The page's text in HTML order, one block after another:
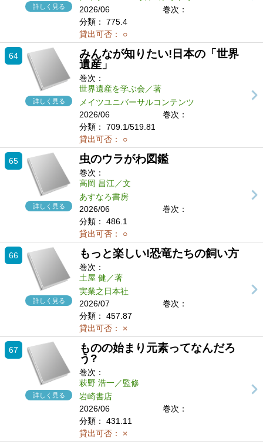
詳しく見る
2026/06
巻次：
分類：
775.4
貸出可否：
○
64
詳しく見る
みんなが知りたい!日本の「世界
遺産」
巻次：
世界遺産を学ぶ会／著
メイツユニバーサルコンテンツ
2026/06
巻次：
分類：
709.1/519.81
貸出可否：
○
65
詳しく見る
虫のウラがわ図鑑
巻次：
高岡 昌江／文
あすなろ書房
2026/06
巻次：
分類：
486.1
貸出可否：
○
66
詳しく見る
もっと楽しい!恐竜たちの飼い方
巻次：
土屋 健／著
実業之日本社
2026/07
巻次：
分類：
457.87
貸出可否：
×
67
詳しく見る
ものの始まり元素ってなんだろ
う?
巻次：
萩野 浩一／監修
岩崎書店
2026/06
巻次：
分類：
431.11
貸出可否：
×